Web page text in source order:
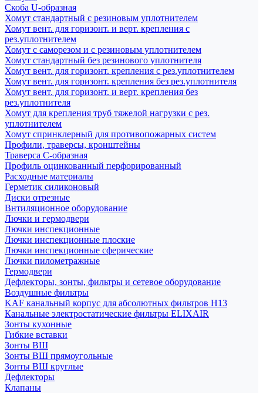
Скоба U-образная
Хомут стандартный с резиновым уплотнителем
Хомут вент. для горизонт. и верт. крепления с
рез.уплотнителем
Хомут с саморезом и с резиновым уплотнителем
Хомут стандартный без резинового уплотнителя
Хомут вент. для горизонт. крепления с рез.уплотнителем
Хомут вент. для горизонт. крепления без рез.уплотнителя
Хомут вент. для горизонт. и верт. крепления без
рез.уплотнителя
Хомут для крепления труб тяжелой нагрузки с рез.
уплотнителем
Хомут спринклерный для противопожарных систем
Профили, траверсы, кронштейны
Траверса С-образная
Профиль оцинкованный перфорированный
Расходные материалы
Герметик силиконовый
Диски отрезные
Внтиляционное оборудование
Лючки и гермодвери
Лючки инспекционные
Лючки инспекционные плоские
Лючки инспекционные сферические
Лючки пилометражные
Гермодвери
Дефлекторы, зонты, фильтры и сетевое оборудование
Воздушные фильтры
KAF канальный корпус для абсолютных фильтров H13
Канальные электростатические фильтры ELIXAIR
Зонты кухонные
Гибкие вставки
Зонты ВШ
Зонты ВШ прямоугольные
Зонты ВШ круглые
Дефлекторы
Клапаны